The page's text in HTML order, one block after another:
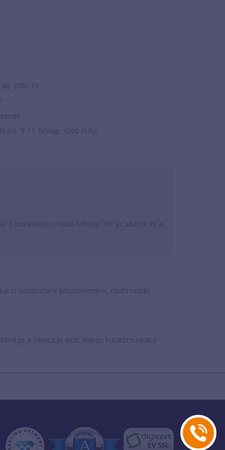
díj: 2500 Ft!
hó, 3-11. hónap: 3200 Ft/hó
is letölthetünk készülékeinkre, multimédiás
a választás előtt alapos kutatómunkába